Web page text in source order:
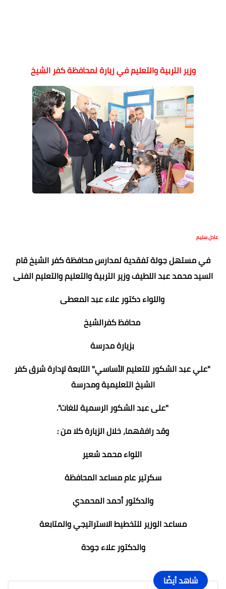
وزير التربية والتعليم في زيارة لمحافظة كفر الشيخ
عادل سليم
في مستهل جولة تفقدية لمدارس محافظة كفر الشيخ قام
السيد محمد عبد اللطيف وزير التربية والتعليم والتعليم الفنى
واللواء دكتور علاء عبد المعطى
محافظ كفرالشيخ
بزيارة مدرسة
"علي عبد الشكور للتعليم الأساسي" التابعة لإدارة شرق كفر
الشيخ التعليمية ومدرسة
"على عبد الشكور الرسمية للغات".
وقد رافقهما، خلال الزيارة كلا من :
اللواء محمد شعير
سكرتير عام مساعد المحافظة
والدكتور أحمد المحمدي
مساعد الوزير للتخطيط الاستراتيجي والمتابعة
والدكتور علاء جودة
شاهد أيضًا